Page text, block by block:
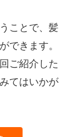
ことで、髪
できます。
ご紹介した
てはいかが